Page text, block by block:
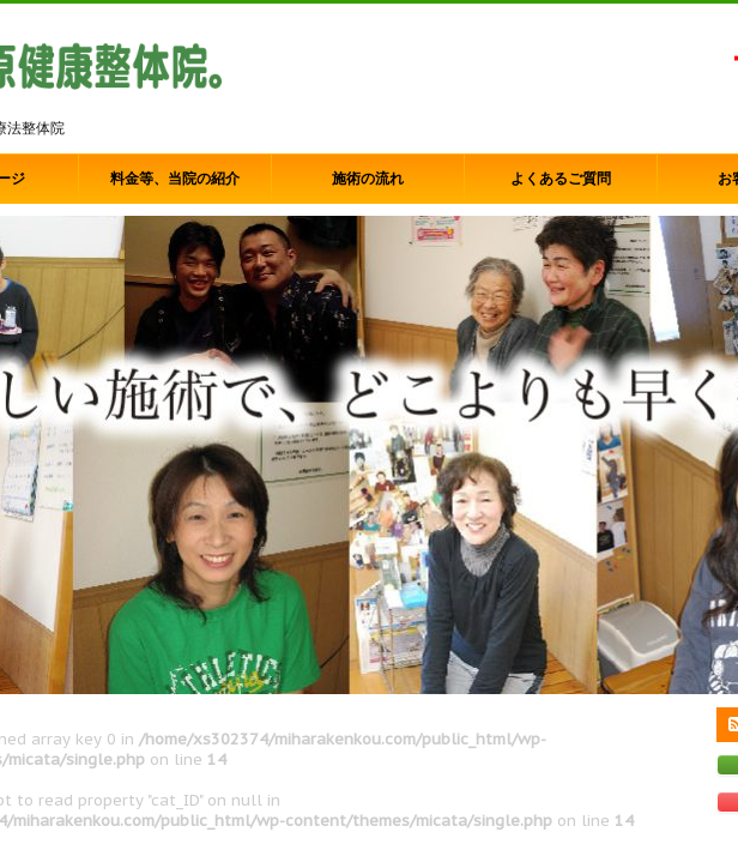
法整体院
ジ 料金等、当院の紹介 施術の流れ よくあるご質問 お
array key 0 in /home/xs302374/miharakenkou.com/public_html/wp-
single.php on line 14
to read property "cat_ID" on null in
miharakenkou.com/public_html/wp-content/themes/micata/single.php on line 14